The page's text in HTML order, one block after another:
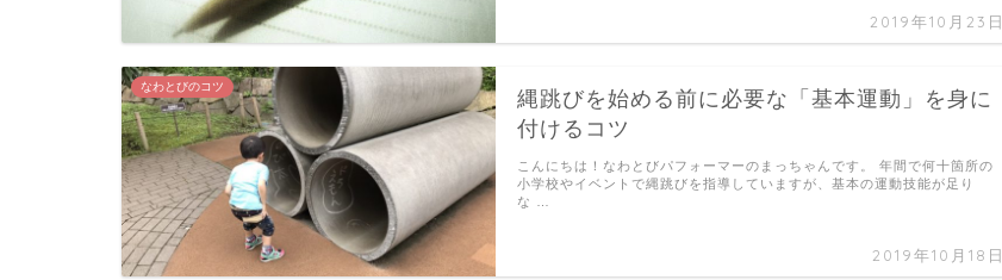
2019年10月23日
なわとびのコツ
縄跳びを始める前に必要な「基本運動」を身に
付けるコツ
2019年10月18日
こんにちは！なわとびパフォーマーのまっちゃんです。 年間で何十箇所の
小学校やイベントで縄跳びを指導していますが、基本の運動技能が足り
な …